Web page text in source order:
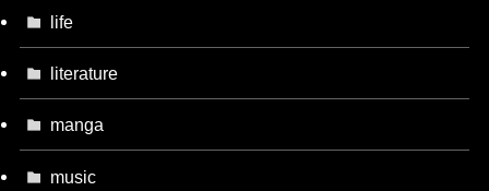
life
literature
manga
music